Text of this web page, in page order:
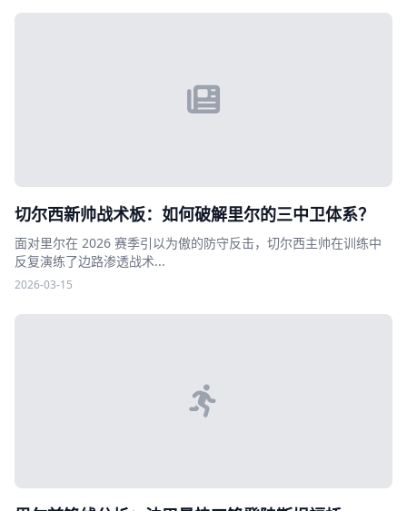
切尔西新帅战术板：如何破解里尔的三中卫体系？
面对里尔在 2026 赛季引以为傲的防守反击，切尔西主帅在训练中
反复演练了边路渗透战术...
2026-03-15